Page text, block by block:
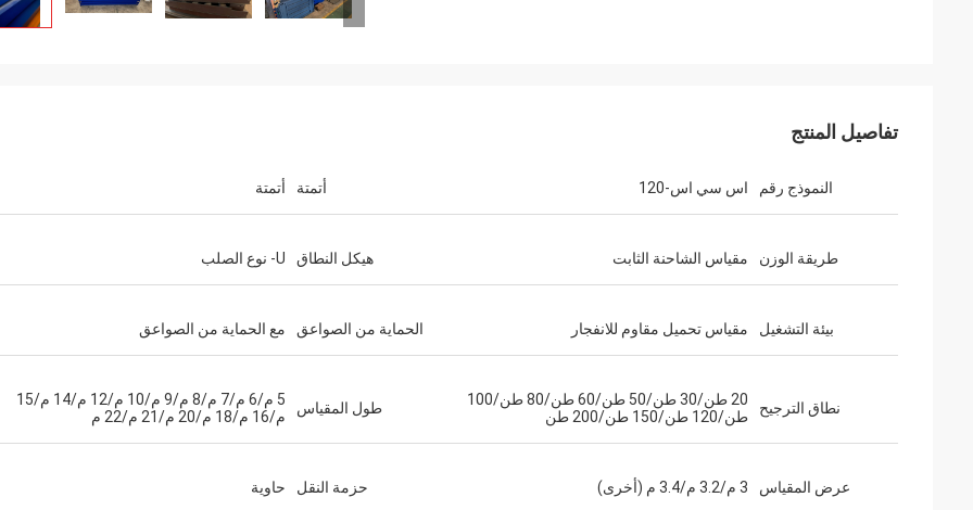
تفاصيل المنتج
النموذج رقم اس سي اس-120 أتمتة أتمتة
طريقة الوزن مقياس الشاحنة الثابت هيكل النطاق U- نوع الصلب
بيئة التشغيل مقياس تحميل مقاوم للانفجار الحماية من الصواعق مع الحماية من الصواعق
نطاق الترجيح
20 طن/30 طن/50 طن/60 طن/80 طن/100
طن/120 طن/150 طن/200 طن
طول المقياس
5 م/6 م/7 م/8 م/9 م/10 م/12 م/14 م/15
م/16 م/18 م/20 م/21 م/22 م
عرض المقياس 3 م/3.2 م/3.4 م (أخرى) حزمة النقل حاوية